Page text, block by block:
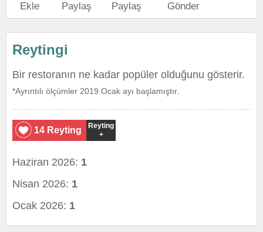
Ekle
Paylaş
Paylaş
Gönder
Reytingi
Bir restoranın ne kadar popüler olduğunu gösterir.
*Ayrıntılı ölçümler 2019 Ocak ayı başlamıştır.
14 Reyting
Reyting
+
Haziran 2026: 1
Nisan 2026: 1
Ocak 2026: 1